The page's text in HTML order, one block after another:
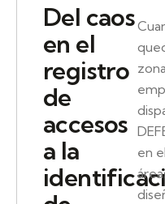
Del caos
en el
registro
de
accesos
a la
en